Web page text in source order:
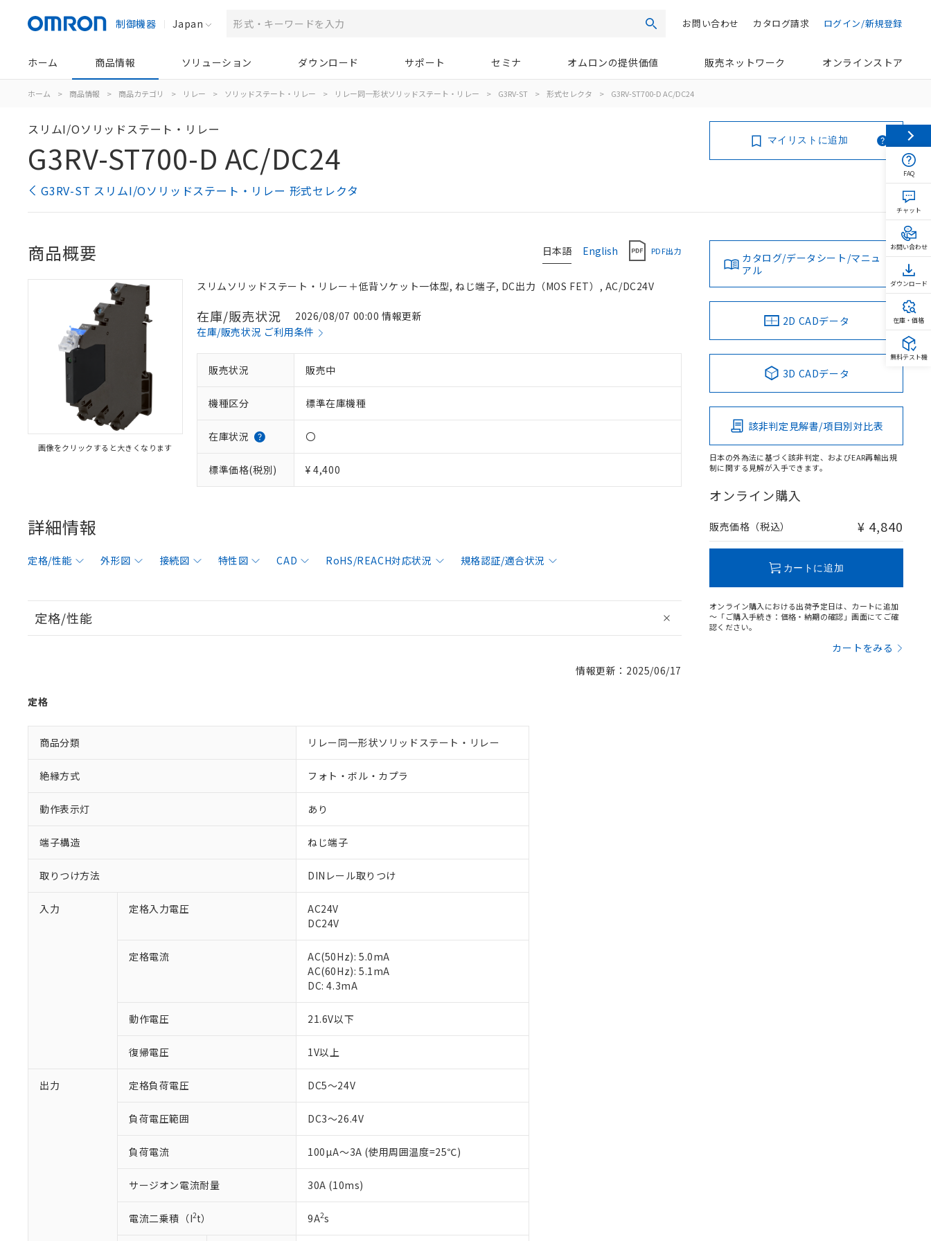
制御機器 Japan 検索 ログイン/新規登録
カタログ請求
お問い合わせ
ホーム 商品情報 ソリューション ダウンロード サポート セミナ オムロンの提供価値 販売ネットワーク オンラインストア
ホーム > 商品情報 > 商品カテゴリ > リレー > ソリッドステート・リレー > リレー同一形状ソリッドステート・リレー > G3RV-ST > 形式セレクタ > G3RV-ST700-D AC/DC24
スリムI/Oソリッドステート・リレー
G3RV-ST700-D AC/DC24
G3RV-ST スリムI/Oソリッドステート・リレー 形式セレクタ
マイリストに追加
日本語 English PDF出力
商品概要
画像をクリックすると大きくなります
スリムソリッドステート・リレー＋低背ソケット一体型, ねじ端子, DC出力（MOS FET）, AC/DC24V
在庫/販売状況
2026/08/07 00:00 情報更新
在庫/販売状況 ご利用条件
販売状況 販売中
機種区分 標準在庫機種
在庫状況 〇
標準価格(税別) ¥ 4,400
詳細情報
定格/性能 外形図 接続図 特性図 CAD RoHS/REACH対応状況 規格認証/適合状況
定格/性能
情報更新：2025/06/17
定格
商品分類 リレー同一形状ソリッドステート・リレー
絶縁方式 フォト・ボル・カプラ
動作表示灯 あり
端子構造 ねじ端子
取りつけ方法 DINレール取りつけ
入力 定格入力電圧
AC24V
DC24V
定格電流
AC(50Hz): 5.0mA
AC(60Hz): 5.1mA
DC: 4.3mA
動作電圧 21.6V以下
復帰電圧 1V以上
出力 定格負荷電圧 DC5～24V
負荷電圧範囲 DC3～26.4V
負荷電流 100µA～3A (使用周囲温度=25℃)
サージオン電流耐量 30A (10ms)
電流二乗積（I2t） 9A2s
カタログ/データシート/マニュ
アル
2D CADデータ
3D CADデータ
該非判定見解書/項目別対比表
日本の外為法に基づく該非判定、およびEAR再輸出規
制に関する見解が入手できます。
オンライン購入
販売価格（税込） ¥ 4,840
カートに追加
オンライン購入における出荷予定日は、カートに追加
～「ご購入手続き：価格・納期の確認」画面にてご確
認ください。
カートをみる
ご利用条件
本サービスは、当社制御機器事業取扱商品の当社在庫状況および標準価格(税抜)を提供させていただ
当社制御機器事業取扱商品の中には、本サービスの対象外となる商品もあることをご了承ください。
在庫状況および標準価格照会結果は、記載している更新日時点での社内データに基づき作成されるも
対応済み：EU RoHS指令（10物質）の非含有に対応した製品が提供可能な商品です。
対応予定：EU RoHS指令（10物質）の非含有に対応した製品に切り替える予定のある商品です。
対応予定なし：EU RoHS指令（10物質）の非含有に非対応の商品で、対応品を出す予定はありません。
仕入先様の事情により、非含有部品としていたものが、含有品と判明した場合などやむを得ず変更すること
*EU RoHS指令（10物質）：
鉛(Pb) 1000ppm以下、 水銀(Hg) 1000ppm以下、 カドミウム(Cd) 100ppm以下、
六価クロム(Cr(Ⅵ)) 1000ppm以下、ポリ臭化ビフェニル類(PBB) 1000ppm以下、ポリ臭化ジフェニルエーテル類(PBDE) 1000ppm以下、
フタル酸ビス(2-エチルヘキシル) (DEHP)(別名：DOP) 1000ppm以下、フタル酸ブチルベンジル（BBP） 1000ppm以下、フタル酸ジブチ
ル（DBP） 1000ppm以下、フタル酸ジイソブチル (DIBP) 1000ppm以下
但し、RoHS指令で産業用監視および制御機器に対する適用除外項目は除く。
※1 中国RoHS○×表
「○」：最大均質材料含有率が中国RoHSの基準値以下であることを示します。
「－」：未確認です。当社販売部門へお問い合わせください。
Pb(鉛) :1000ppm、 Hg(水銀) : 1000ppm、 Cd(カドミウム) : 100ppm、
当社は、これら貴社製品のうち、外国為替および外国貿易法に定める商品（以下｢規制貨物等」とい
う）を輸出または国外への提供する場合は、日本国政府の輸出許可(または役務取引許可)を取得する
などの必要な手続きをとります。
当社は規制貨物を破棄する場合は、完全に破砕するなど、違法に輸出されないよう必要な手段を講じ
FAQ
チャット
お問い合わせ
ダウンロード
在庫・価格
無料テスト機